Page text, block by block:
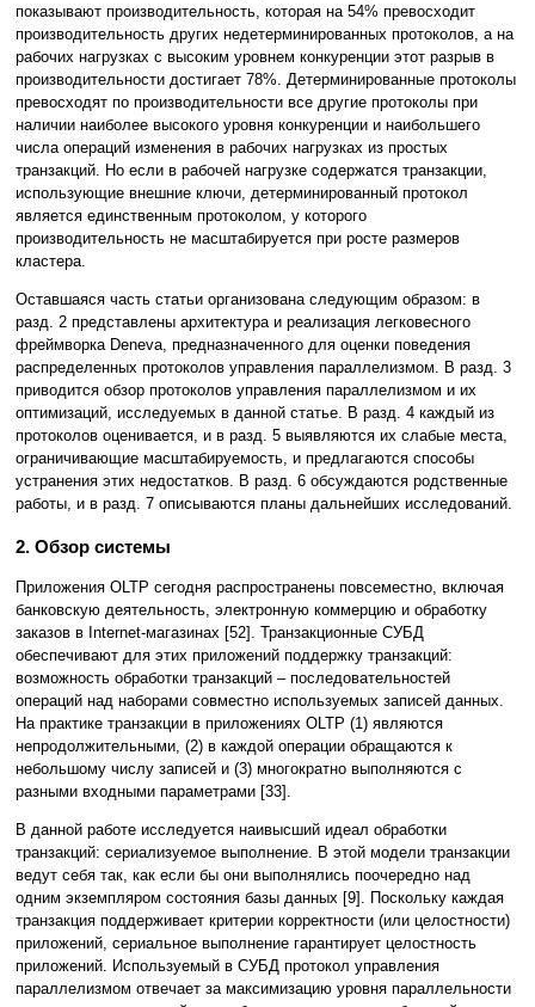
показывают производительность, которая на 54% превосходит
производительность других недетерминированных протоколов, а на
рабочих нагрузках с высоким уровнем конкуренции этот разрыв в
производительности достигает 78%. Детерминированные протоколы
превосходят по производительности все другие протоколы при
наличии наиболее высокого уровня конкуренции и наибольшего
числа операций изменения в рабочих нагрузках из простых
транзакций. Но если в рабочей нагрузке содержатся транзакции,
использующие внешние ключи, детерминированный протокол
является единственным протоколом, у которого
производительность не масштабируется при росте размеров
кластера.
Оставшаяся часть статьи организована следующим образом: в
разд. 2 представлены архитектура и реализация легковесного
фреймворка Deneva, предназначенного для оценки поведения
распределенных протоколов управления параллелизмом. В разд. 3
приводится обзор протоколов управления параллелизмом и их
оптимизаций, исследуемых в данной статье. В разд. 4 каждый из
протоколов оценивается, и в разд. 5 выявляются их слабые места,
ограничивающие масштабируемость, и предлагаются способы
устранения этих недостатков. В разд. 6 обсуждаются родственные
работы, и в разд. 7 описываются планы дальнейших исследований.
2. Обзор системы
Приложения OLTP сегодня распространены повсеместно, включая
банковскую деятельность, электронную коммерцию и обработку
заказов в Internet-магазинах [52]. Транзакционные СУБД
обеспечивают для этих приложений поддержку транзакций:
возможность обработки транзакций – последовательностей
операций над наборами совместно используемых записей данных.
На практике транзакции в приложениях OLTP (1) являются
непродолжительными, (2) в каждой операции обращаются к
небольшому числу записей и (3) многократно выполняются с
разными входными параметрами [33].
В данной работе исследуется наивысший идеал обработки
транзакций: сериализуемое выполнение. В этой модели транзакции
ведут себя так, как если бы они выполнялись поочередно над
одним экземпляром состояния базы данных [9]. Поскольку каждая
транзакция поддерживает критерии корректности (или целостности)
приложений, сериальное выполнение гарантирует целостность
приложений. Используемый в СУБД протокол управления
параллелизмом отвечает за максимизацию уровня параллельности